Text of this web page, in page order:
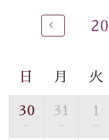
・9月5日(土) 20:00
・9月12日(土) 20:00
・9月26日(土) 19:00
・10月31日(土)
※打ち上げ時間は、お
日 月 火
30
—
31
—
1
—